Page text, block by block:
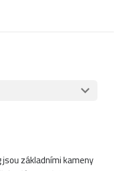
jsou základními kameny